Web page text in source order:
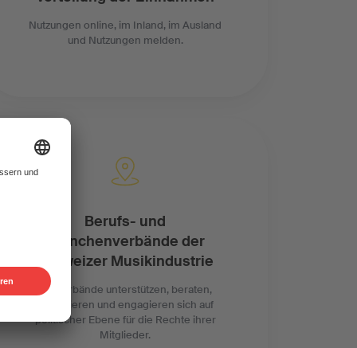
Nutzungen online, im Inland, im Ausland
und Nutzungen melden.
Berufs- und
Branchenverbände der
Schweizer Musikindustrie
Die Verbände unterstützen, beraten,
informieren und engagieren sich auf
politischer Ebene für die Rechte ihrer
Mitglieder.